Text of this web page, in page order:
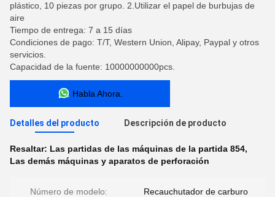
plástico, 10 piezas por grupo. 2.Utilizar el papel de burbujas de
aire
Tiempo de entrega: 7 a 15 días
Condiciones de pago: T/T, Western Union, Alipay, Paypal y otros
servicios.
Capacidad de la fuente: 10000000000pcs.
Habla Ahora.
Detalles del producto Descripción de producto
Resaltar: Las partidas de las máquinas de la partida 854,
Las demás máquinas y aparatos de perforación
Número de modelo: Recauchutador de carburo